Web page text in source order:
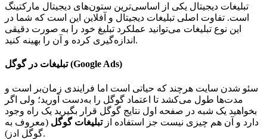
تبلیغات دیجیتال یکی از اساسی‌ترین ستون‌های دیجیتال مارکتینگ
است. تفاوت اصلی تبلیغات دیجیتال و آفلاین این است که شما در
این نوع تبلیغات می‌توانید عملکرد تبلیغ خود را به صورت دقیقی
اندازه‌گیری کرده و آن را بهینه کنید.
تبلیغات در گوگل (Google Ads)
سئو شدن سایت هرچند که حیاتی است اما فرایندی زمان‌بر است و
مدت‌ها طول می‌کشد تا اعتماد گوگل را به‌دست آورید؛ ولی اگر
بخواهید یک شبه در صفحه اول نتایج گوگل قرار بگیرید یک راه وجود
دارد و آن هم چیزی نیست جز استفاده ازتبلیغات گوگل (معروف به
گوگل ادز).